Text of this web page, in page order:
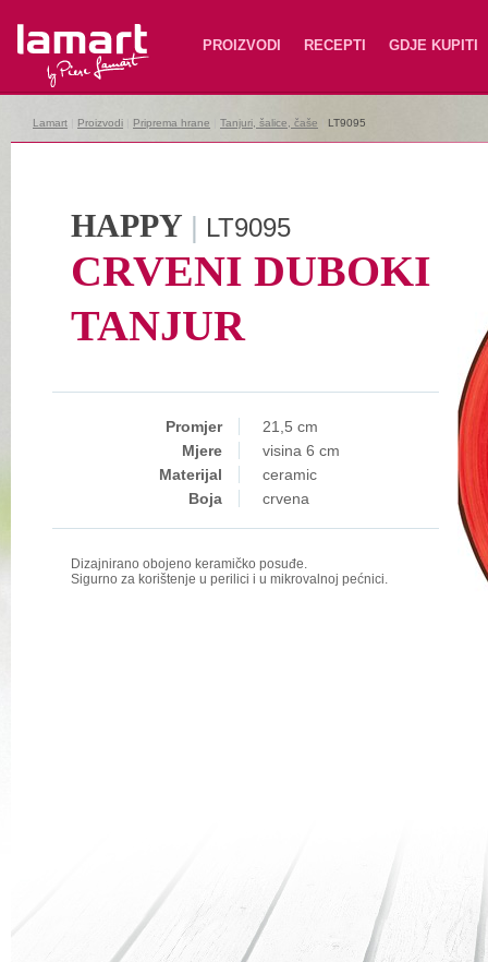
Lamart PROIZVODI RECEPTI GDJE KUPITI
Lamart Proizvodi Priprema hrane Tanjuri, šalice, čaše LT9095
HAPPY | LT9095
CRVENI DUBOKI
TANJUR
Promjer
21,5 cm
Mjere
visina 6 cm
Materijal
ceramic
Boja
crvena
Dizajnirano obojeno keramičko posuđe.
Sigurno za korištenje u perilici i u mikrovalnoj pećnici.